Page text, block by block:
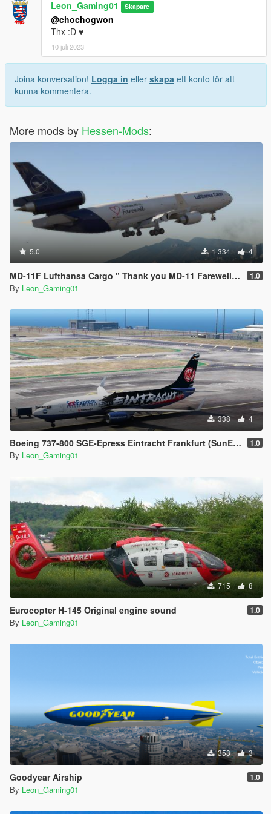
Leon_Gaming01 Skapare
@chochogwon
Thx :D ♥
10 juli 2023
Joina konversation! Logga in eller skapa ett konto för att
kunna kommentera.
More mods by Hessen-Mods:
5.0 1 334 4
MD-11F Lufthansa Cargo " Thank you MD-11 Farewell " (PaintJob) 1.0
By Leon_Gaming01
338 4
Boeing 737-800 SGE-Epress Eintracht Frankfurt (SunExpress) (PaintJob) 1.0
By Leon_Gaming01
715 8
Eurocopter H-145 Original engine sound 1.0
By Leon_Gaming01
353 3
Goodyear Airship 1.0
By Leon_Gaming01